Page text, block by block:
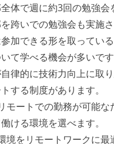
体で週に約3回の勉強会
跨いでの勉強会も実施
加できる形を取ってい
て学べる機会が多いです
律的に技術力向上に取
する制度があります。
モートでの勤務が可能な
ける環境を選べます。
境をリモートワークに最